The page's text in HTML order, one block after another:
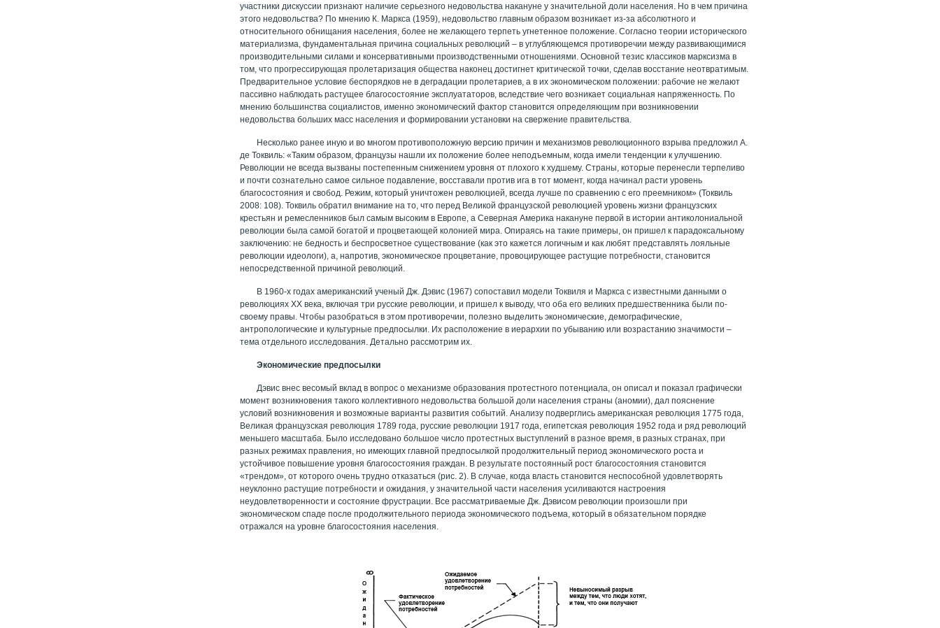
участники дискуссии признают наличие серьезного недовольства накануне у значительной доли населения. Но в чем причина
этого недовольства? По мнению К. Маркса (1959), недовольство главным образом возникает из-за абсолютного и
относительного обнищания населения, более не желающего терпеть угнетенное положение. Согласно теории исторического
материализма, фундаментальная причина социальных революций – в углубляющемся противоречии между развивающимися
производительными силами и консервативными производственными отношениями. Основной тезис классиков марксизма в
том, что прогрессирующая пролетаризация общества наконец достигнет критической точки, сделав восстание неотвратимым.
Предварительное условие беспорядков не в деградации пролетариев, а в их экономическом положении: рабочие не желают
пассивно наблюдать растущее благосостояние эксплуататоров, вследствие чего возникает социальная напряженность. По
мнению большинства социалистов, именно экономический фактор становится определяющим при возникновении
недовольства больших масс населения и формировании установки на свержение правительства.
Несколько ранее иную и во многом противоположную версию причин и механизмов революционного взрыва предложил А.
де Токвиль: «Таким образом, французы нашли их положение более неподъемным, когда имели тенденции к улучшению.
Революции не всегда вызваны постепенным снижением уровня от плохого к худшему. Страны, которые перенесли терпеливо
и почти сознательно самое сильное подавление, восставали против ига в тот момент, когда начинал расти уровень
благосостояния и свобод. Режим, который уничтожен революцией, всегда лучше по сравнению с его преемником» (Токвиль
2008: 108). Токвиль обратил внимание на то, что перед Великой французской революцией уровень жизни французских
крестьян и ремесленников был самым высоким в Европе, а Северная Америка накануне первой в истории антиколониальной
революции была самой богатой и процветающей колонией мира. Опираясь на такие примеры, он пришел к парадоксальному
заключению: не бедность и беспросветное существование (как это кажется логичным и как любят представлять лояльные
революции идеологи), а, напротив, экономическое процветание, провоцирующее растущие потребности, становится
непосредственной причиной революций.
В 1960-х годах американский ученый Дж. Дэвис (1967) сопоставил модели Токвиля и Маркса с известными данными о
революциях ХХ века, включая три русские революции, и пришел к выводу, что оба его великих предшественника были по-
своему правы. Чтобы разобраться в этом противоречии, полезно выделить экономические, демографические,
антропологические и культурные предпосылки. Их расположение в иерархии по убыванию или возрастанию значимости –
тема отдельного исследования. Детально рассмотрим их.
Экономические предпосылки
Дэвис внес весомый вклад в вопрос о механизме образования протестного потенциала, он описал и показал графически
момент возникновения такого коллективного недовольства большой доли населения страны (аномии), дал пояснение
условий возникновения и возможные варианты развития событий. Анализу подверглись американская революция 1775 года,
Великая французская революция 1789 года, русские революции 1917 года, египетская революция 1952 года и ряд революций
меньшего масштаба. Было исследовано большое число протестных выступлений в разное время, в разных странах, при
разных режимах правления, но имеющих главной предпосылкой продолжительный период экономического роста и
устойчивое повышение уровня благосостояния граждан. В результате постоянный рост благосостояния становится
«трендом», от которого очень трудно отказаться (рис. 2). В случае, когда власть становится неспособной удовлетворять
неуклонно растущие потребности и ожидания, у значительной части населения усиливаются настроения
неудовлетворенности и состояние фрустрации. Все рассматриваемые Дж. Дэвисом революции произошли при
экономическом спаде после продолжительного периода экономического подъема, который в обязательном порядке
отражался на уровне благосостояния населения.